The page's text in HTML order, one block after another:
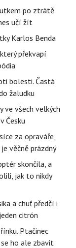
po ztrátě
učí žít
Karlos Benda
překvapí
bolesti. Častá
žaludku
ve všech velkých
Česku
za opraváře,
věčně prázdný
skončila, a
jak to nikdy
a chuť předčí i
citrón
Ptačinec
ho ale zbavit